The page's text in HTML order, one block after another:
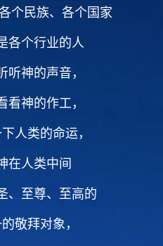
个民族、各个国家
各个行业的人
听神的声音，
看神的作工，
人类的命运，
在人类中间
、至尊、至高的
敬拜对象，